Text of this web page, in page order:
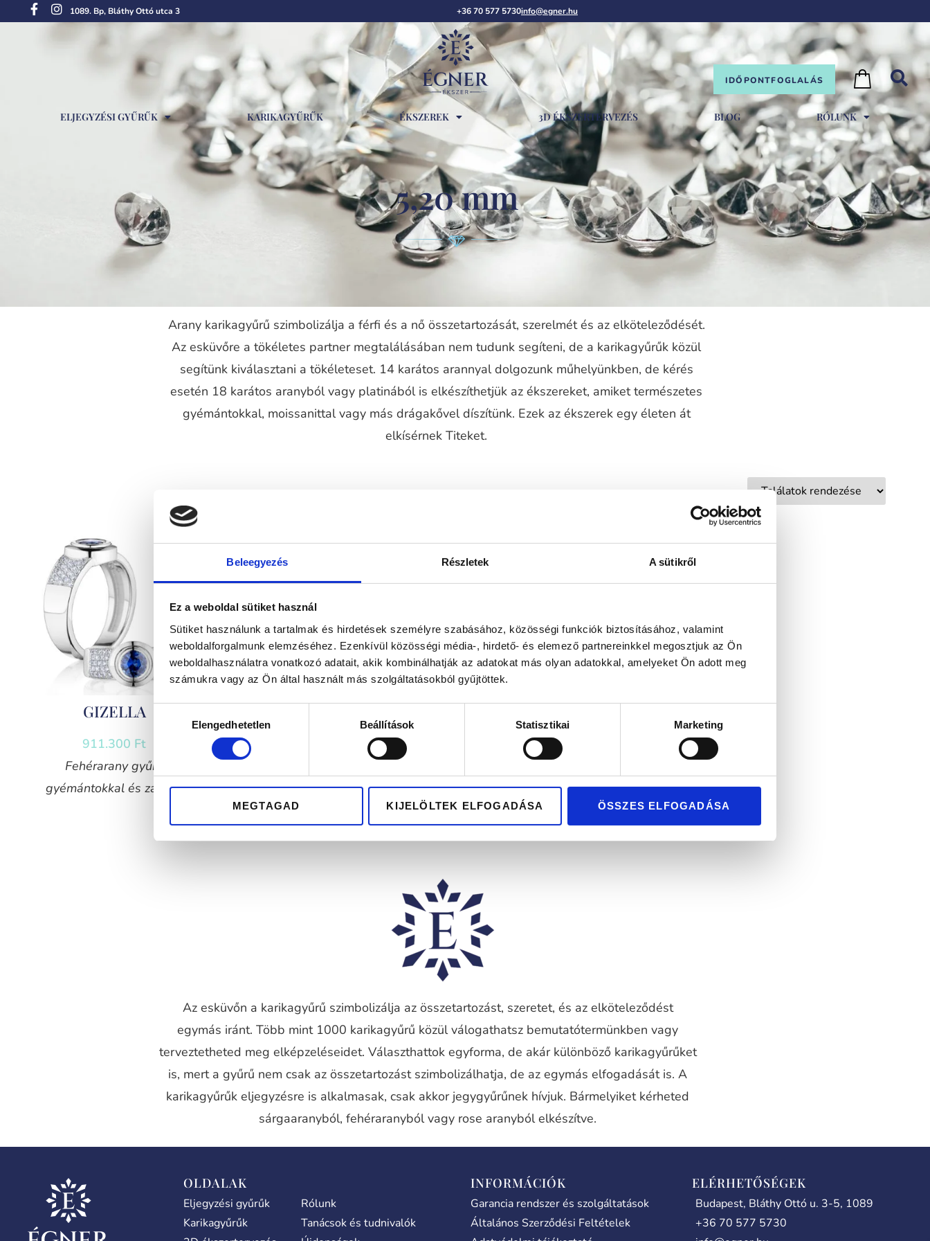
Beleegyezés Részletek A sütikről
Ez a weboldal sütiket használ
Sütiket használunk a tartalmak és hirdetések személyre szabásához, közösségi funkciók biztosításához, valamint
weboldalforgalmunk elemzéséhez. Ezenkívül közösségi média-, hirdető- és elemező partnereinkkel megosztjuk az Ön
weboldalhasználatra vonatkozó adatait, akik kombinálhatják az adatokat más olyan adatokkal, amelyeket Ön adott meg
számukra vagy az Ön által használt más szolgáltatásokból gyűjtöttek.
kiválasztásaElengedhetetlen Beállítások Statisztikai Marketing
MEGTAGAD KIJELÖLTEK ELFOGADÁSA ÖSSZES ELFOGADÁSA
1089. Bp, Bláthy Ottó utca 3 +36 70 577 5730info@egner.hu
IDŐPONTFOGLALÁS
ELJEGYZÉSI GYŰRŰK KARIKAGYŰRŰK ÉKSZEREK 3D ÉKSZERTERVEZÉS BLOG RÓLUNK
5,20 mm
Arany karikagyűrű szimbolizálja a férfi és a nő összetartozását, szerelmét és az elköteleződését.
Az esküvőre a tökéletes partner megtalálásában nem tudunk segíteni, de a karikagyűrűk közül
segítünk kiválasztani a tökéleteset. 14 karátos arannyal dolgozunk műhelyünkben, de kérés
esetén 18 karátos aranyból vagy platinából is elkészíthetjük az ékszereket, amiket természetes
gyémántokkal, moissanittal vagy más drágakővel díszítünk. Ezek az ékszerek egy életen át
elkísérnek Titeket.
GIZELLA
911.300 Ft
Fehérarany gyűrű
gyémántokkal és zafírral
Ft
gyémántokkal és zafírral
911.300
gyémántokkal és zafírral
Az esküvőn a karikagyűrű szimbolizálja az összetartozást, szeretet, és az elköteleződést
egymás iránt. Több mint 1000 karikagyűrű közül válogathatsz bemutatótermünkben vagy
terveztetheted meg elképzeléseidet. Választhattok egyforma, de akár különböző karikagyűrűket
is, mert a gyűrű nem csak az összetartozást szimbolizálhatja, de az egymás elfogadását is. A
karikagyűrűk eljegyzésre is alkalmasak, csak akkor jegygyűrűnek hívjuk. Bármelyiket kérheted
sárgaaranyból, fehéraranyból vagy rose aranyból elkészítve.
OLDALAK
Eljegyzési gyűrűk
Karikagyűrűk
Rólunk
Tanácsok és tudnivalók
INFORMÁCIÓK
Garancia rendszer és szolgáltatások
Általános Szerződési Feltételek
ELÉRHETŐSÉGEK
Budapest, Bláthy Ottó u. 3-5, 1089
+36 70 577 5730